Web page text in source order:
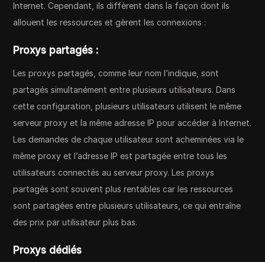
Internet. Cependant, ils diffèrent dans la façon dont ils
allouent les ressources et gèrent les connexions :
Proxys partagés :
Les proxys partagés, comme leur nom l’indique, sont
partagés simultanément entre plusieurs utilisateurs. Dans
cette configuration, plusieurs utilisateurs utilisent le même
serveur proxy et la même adresse IP pour accéder à Internet.
Les demandes de chaque utilisateur sont acheminées via le
même proxy et l’adresse IP est partagée entre tous les
utilisateurs connectés au serveur proxy. Les proxys
partagés sont souvent plus rentables car les ressources
sont partagées entre plusieurs utilisateurs, ce qui entraîne
des prix par utilisateur plus bas.
Proxys dédiés